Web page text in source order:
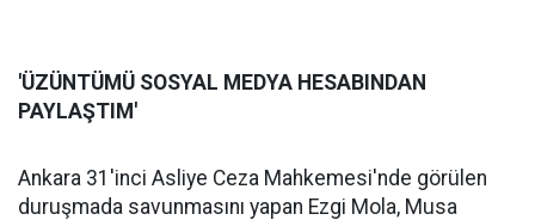
'ÜZÜNTÜMÜ SOSYAL MEDYA HESABINDAN
PAYLAŞTIM'
Ankara 31'inci Asliye Ceza Mahkemesi'nde görülen
duruşmada savunmasını yapan Ezgi Mola, Musa